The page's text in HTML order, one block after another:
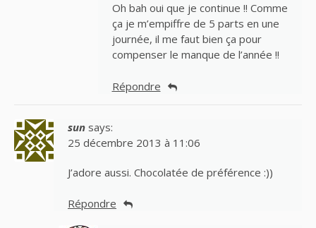
Oh bah oui que je continue !! Comme
ça je m’empiffre de 5 parts en une
journée, il me faut bien ça pour
compenser le manque de l’année !!
Répondre
sun says:
25 décembre 2013 à 11:06
J’adore aussi. Chocolatée de préférence :))
Répondre